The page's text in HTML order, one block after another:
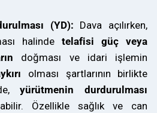
(YD): Dava açılırken,
halindetelafisi güç veya
doğması ve idari işlemin
olması şartlarının birlikte
yürütmenin durdurulması
Özellikle sağlık ve can